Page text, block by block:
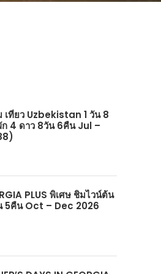
เที่ยว Uzbekistan 1 วัน 8
ก 4 ดาว 8วัน 6คืน Jul –
PLUS พิเศษ ชิมไวน์ต้น
5คืน Oct – Dec 2026